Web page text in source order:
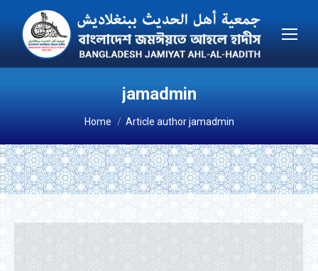
jamadmin
You are here:
Home Article author jamadmin